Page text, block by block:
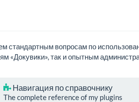
стандартным вопросам по
«Докувики», так и опытным
Навигация по справочнику
The complete reference of my plugins